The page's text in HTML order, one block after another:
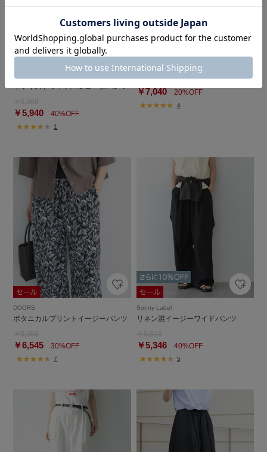
EKAL
『UVカット/イージーケア/吸水速乾/
￥5,940 40%OFF
1
パイピングイージーパンツ
￥8,800
￥7,04020%OFF
4
DOORS
ボタニカルプリントイージーパンツ
￥6,545 30%OFF
7
Sonny Label
リネン混イージーワイドパンツ
￥5,34640%OFF
5